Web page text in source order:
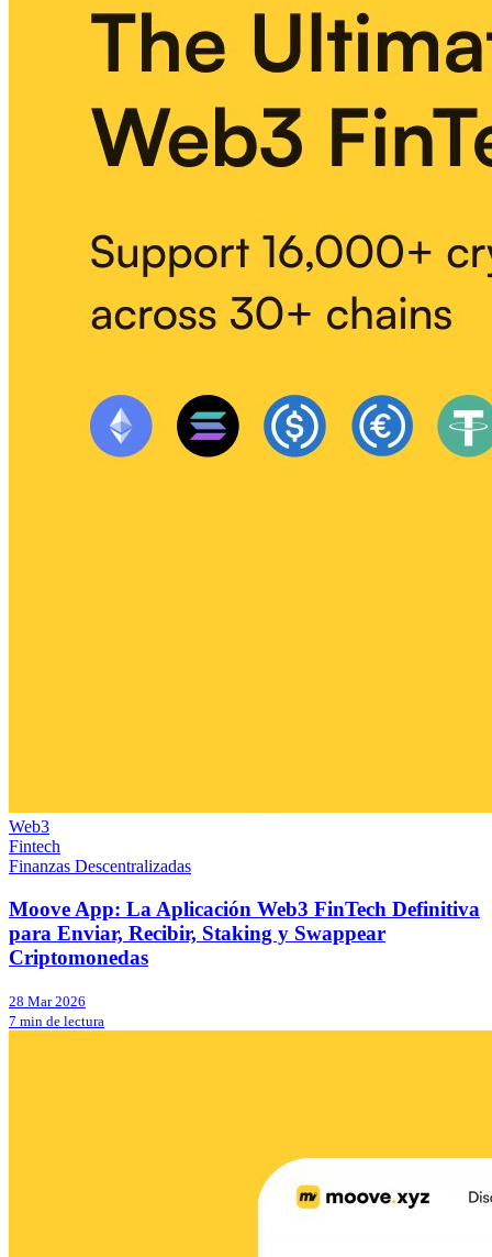
Web3
Fintech
Finanzas Descentralizadas
Moove App: La Aplicación Web3 FinTech Definitiva
para Enviar, Recibir, Staking y Swappear
Criptomonedas
28 Mar 2026
7 min de lectura